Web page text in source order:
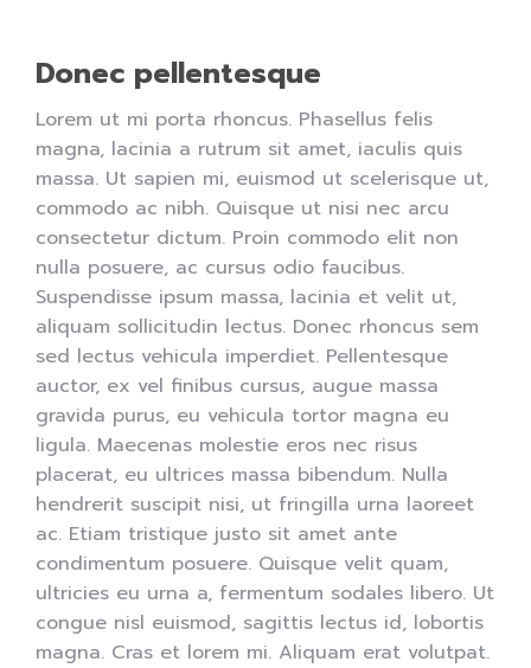
Donec pellentesque
Lorem ut mi porta rhoncus. Phasellus felis
magna, lacinia a rutrum sit amet, iaculis quis
massa. Ut sapien mi, euismod ut scelerisque ut,
commodo ac nibh. Quisque ut nisi nec arcu
consectetur dictum. Proin commodo elit non
nulla posuere, ac cursus odio faucibus.
Suspendisse ipsum massa, lacinia et velit ut,
aliquam sollicitudin lectus. Donec rhoncus sem
sed lectus vehicula imperdiet. Pellentesque
auctor, ex vel finibus cursus, augue massa
gravida purus, eu vehicula tortor magna eu
ligula. Maecenas molestie eros nec risus
placerat, eu ultrices massa bibendum. Nulla
hendrerit suscipit nisi, ut fringilla urna laoreet
ac. Etiam tristique justo sit amet ante
condimentum posuere. Quisque velit quam,
ultricies eu urna a, fermentum sodales libero. Ut
congue nisl euismod, sagittis lectus id, lobortis
magna. Cras et lorem mi. Aliquam erat volutpat.